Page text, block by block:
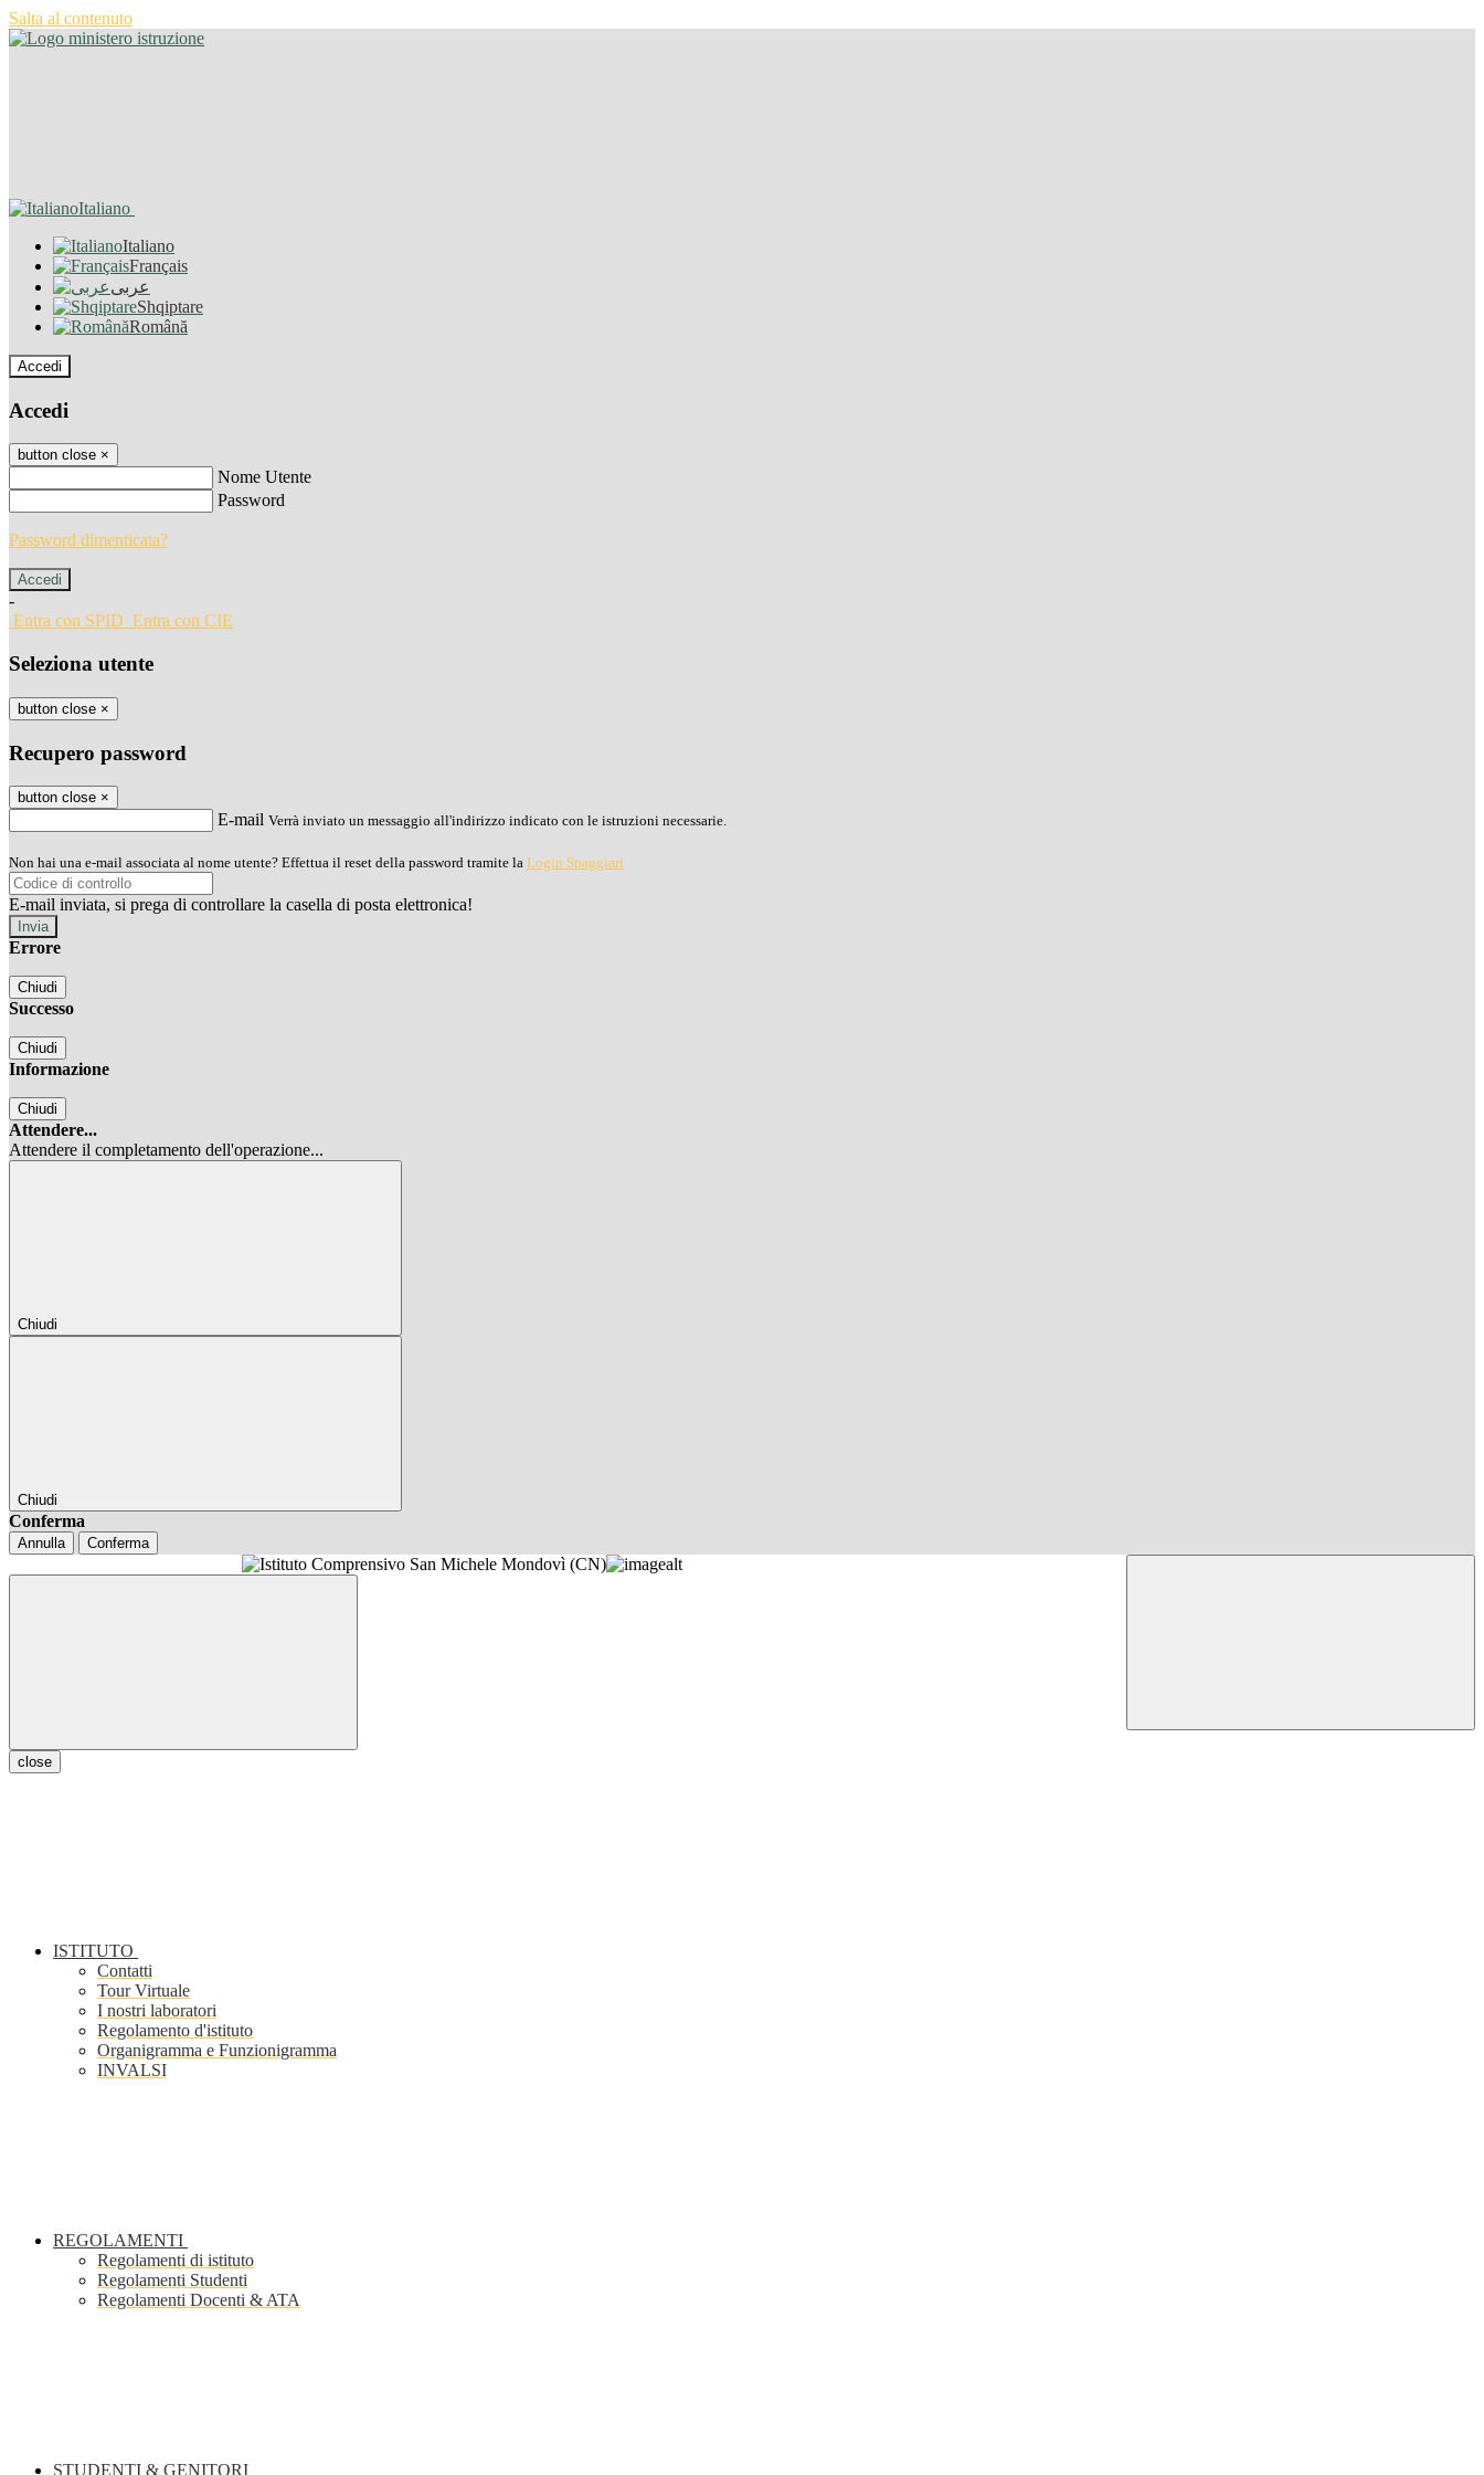
Salta al contenuto
Italiano
Italiano
Français
عربى
Shqiptare
Română
Accedi
Accedi
button close ×
Nome Utente
Password
Password dimenticata?
-
Entra con SPID Entra con CIE
Seleziona utente
button close ×
Recupero password
button close ×
E-mail Verrà inviato un messaggio all'indirizzo indicato con le istruzioni necessarie.
Non hai una e-mail associata al nome utente? Effettua il reset della password tramite la Login Spaggiari
E-mail inviata, si prega di controllare la casella di posta elettronica!
Errore
Chiudi
Successo
Chiudi
Informazione
Chiudi
Attendere...
Attendere il completamento dell'operazione...
Chiudi
Chiudi
Conferma
Annulla Conferma
close
ISTITUTO
Contatti
Tour Virtuale
I nostri laboratori
Regolamento d'istituto
Organigramma e Funzionigramma
INVALSI
REGOLAMENTI
Regolamenti di istituto
Regolamenti Studenti
Regolamenti Docenti & ATA
STUDENTI & GENITORI